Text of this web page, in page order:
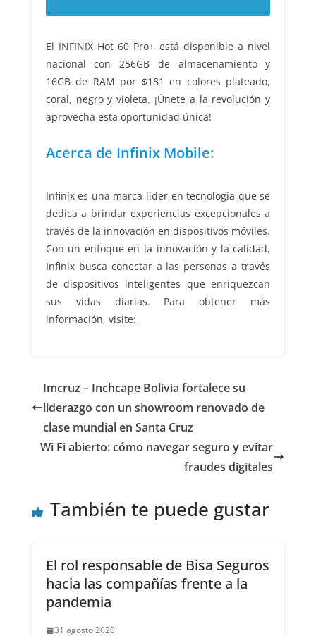
El INFINIX Hot 60 Pro+ está disponible a nivel
nacional con 256GB de almacenamiento y
16GB de RAM por $181 en colores plateado,
coral, negro y violeta. ¡Únete a la revolución y
aprovecha esta oportunidad única!
Acerca de Infinix Mobile:
Infinix es una marca líder en tecnología que se
dedica a brindar experiencias excepcionales a
través de la innovación en dispositivos móviles.
Con un enfoque en la innovación y la calidad,
Infinix busca conectar a las personas a través
de dispositivos inteligentes que enriquezcan
sus vidas diarias. Para obtener más
información, visite:_
Imcruz – Inchcape Bolivia fortalece su
liderazgo con un showroom renovado de
clase mundial en Santa Cruz
Wi Fi abierto: cómo navegar seguro y evitar
fraudes digitales
También te puede gustar
El rol responsable de Bisa Seguros
hacia las compañías frente a la
pandemia
31 agosto 2020